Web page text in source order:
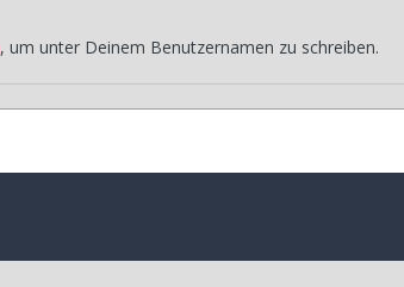
, um unter Deinem Benutzernamen zu schreiben.